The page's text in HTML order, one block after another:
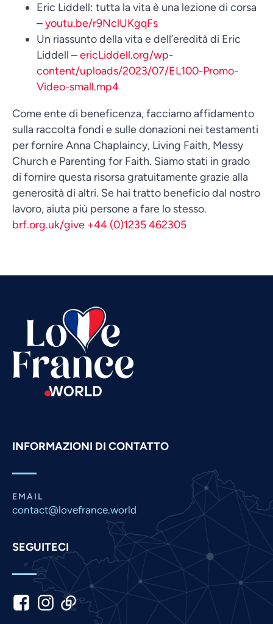
Eric Liddell: tutta la vita è una lezione di corsa
–youtu.be/r9NclUKgqFs
Un riassunto della vita e dell’eredità di Eric
Liddell –ericLiddell.org/wp-
content/uploads/2023/07/EL100-Promo-
Video-small.mp4
Come ente di beneficenza, facciamo affidamento
sulla raccolta fondi e sulle donazioni nei testamenti
per fornire Anna Chaplaincy, Living Faith, Messy
Church e Parenting for Faith. Siamo stati in grado
di fornire questa risorsa gratuitamente grazie alla
generosità di altri. Se hai tratto beneficio dal nostro
lavoro, aiuta più persone a fare lo stesso.
brf.org.uk/give +44 (0)1235 462305
INFORMAZIONI DI CONTATTO
EMAIL
contact@lovefrance.world
SEGUITECI
Japanese
Kannada
Khmer
Malay
Marathi
Nepali
Urdu
Vietnamese